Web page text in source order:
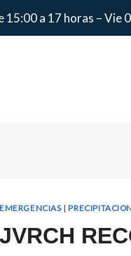
15:00 a 17 horas – Vie
EMERGENCIAS|
JVRCH